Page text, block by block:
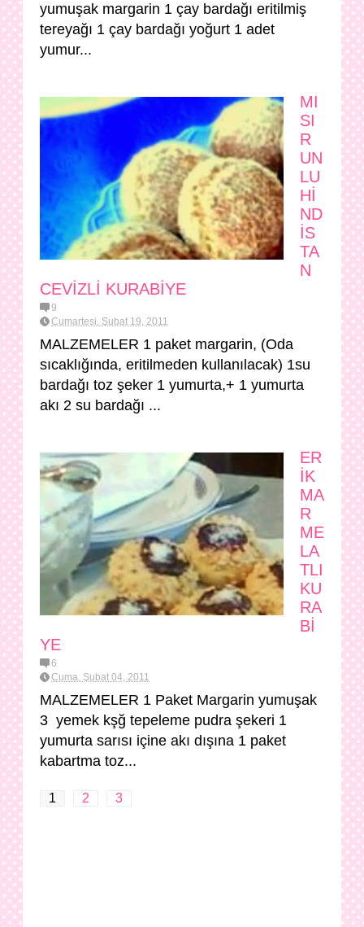
yumuşak margarin 1 çay bardağı eritilmiş
tereyağı 1 çay bardağı yoğurt 1 adet
yumur...
MI
SI
R
UN
LU
Hİ
ND
İS
TA
N
CEVİZLİ KURABİYE
9
Cumartesi, Şubat 19, 2011
MALZEMELER 1 paket margarin, (Oda
sıcaklığında, eritilmeden kullanılacak) 1su
bardağı toz şeker 1 yumurta,+ 1 yumurta
akı 2 su bardağı ...
ER
İK
MA
R
ME
LA
TLI
KU
RA
Bİ
YE
6
Cuma, Şubat 04, 2011
MALZEMELER 1 Paket Margarin yumuşak
3 yemek kşğ tepeleme pudra şekeri 1
yumurta sarısı içine akı dışına 1 paket
kabartma toz...
1 2 3